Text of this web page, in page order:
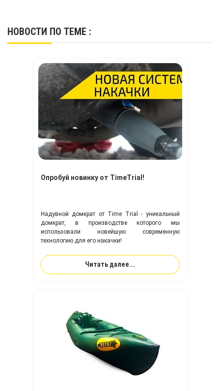
НОВОСТИ ПО ТЕМЕ :
Опробуй новинку от TimeTrial!
Надувной домкрат от Time Trial - уникальный
домкрат, в производстве которого мы
использовали новейшую современную
технологию для его накачки!
Читать далее...